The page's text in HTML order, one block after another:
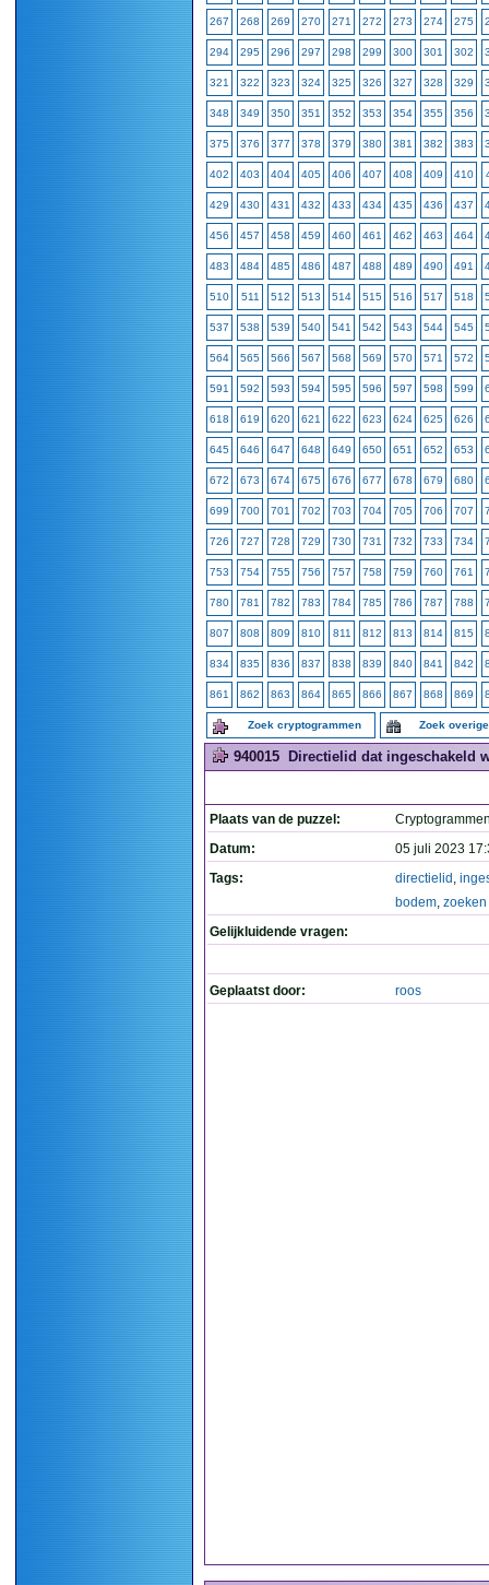
267 268 269 270 271 272 273 274 275
294 295 296 297 298 299 300 301 302
321 322 323 324 325 326 327 328 329
348 349 350 351 352 353 354 355 356
375 376 377 378 379 380 381 382 383
402 403 404 405 406 407 408 409 410
429 430 431 432 433 434 435 436 437
456 457 458 459 460 461 462 463 464
483 484 485 486 487 488 489 490 491
510 511 512 513 514 515 516 517 518
537 538 539 540 541 542 543 544 545
564 565 566 567 568 569 570 571 572
591 592 593 594 595 596 597 598 599
618 619 620 621 622 623 624 625 626
645 646 647 648 649 650 651 652 653
672 673 674 675 676 677 678 679 680
699 700 701 702 703 704 705 706 707
726 727 728 729 730 731 732 733 734
753 754 755 756 757 758 759 760 761
780 781 782 783 784 785 786 787 788
807 808 809 810 811 812 813 814 815
834 835 836 837 838 839 840 841 842
861 862 863 864 865 866 867 868 869
Zoek cryptogrammen Zoek
940015 Directielid dat ingeschakeld
Plaats van de puzzel:
Datum:
05 juli 2023
Tags:
directielid ,
bodem, zoeken
Gelijkluidende vragen:
Geplaatst door: roos